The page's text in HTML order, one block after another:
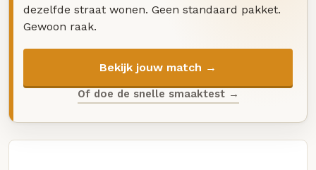
dezelfde straat wonen. Geen standaard pakket.
Gewoon raak.
Bekijk jouw match →
Of doe de snelle smaaktest →